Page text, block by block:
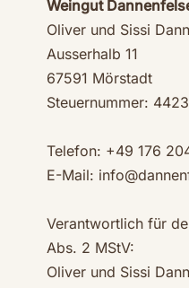
Weingut
Oliver und Sissi
Ausserhalb 11
67591 Mörstadt
Steuernummer:
Telefon: +49 176
E-Mail:
Verantwortlich für
Abs. 2 MStV:
Oliver und Sissi